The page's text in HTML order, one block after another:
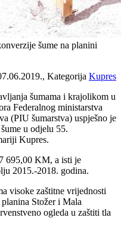
šume na planini
Kategorija Kupres
šumama i krajolikom u
Federalnog ministarstva
(PIU šumarstva) uspješno je
u odjelu 55.
Kupres.
695,00 KM, a isti je
2015.-2018. godina.
visoke zaštitne vrijednosti
Stožer i Mala
ogleda u zaštiti tla